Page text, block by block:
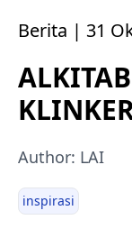
Berita | 31
Author: LAI
inspirasi